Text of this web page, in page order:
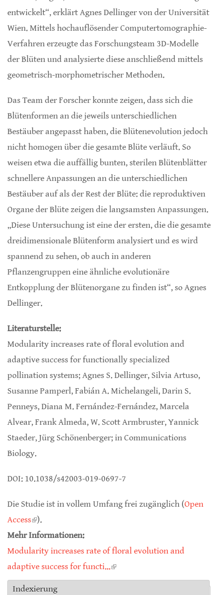
entwickelt“, erklärt Agnes Dellinger von der Universität
Wien. Mittels hochauflösender Computertomographie-
Verfahren erzeugte das Forschungsteam 3D-Modelle
der Blüten und analysierte diese anschließend mittels
geometrisch-morphometrischer Methoden.
Das Team der Forscher konnte zeigen, dass sich die
Blütenformen an die jeweils unterschiedlichen
Bestäuber angepasst haben, die Blütenevolution jedoch
nicht homogen über die gesamte Blüte verläuft. So
weisen etwa die auffällig bunten, sterilen Blütenblätter
schnellere Anpassungen an die unterschiedlichen
Bestäuber auf als der Rest der Blüte: die reproduktiven
Organe der Blüte zeigen die langsamsten Anpassungen.
„Diese Untersuchung ist eine der ersten, die die gesamte
dreidimensionale Blütenform analysiert und es wird
spannend zu sehen, ob auch in anderen
Pflanzengruppen eine ähnliche evolutionäre
Entkopplung der Blütenorgane zu finden ist“, so Agnes
Dellinger.
Literaturstelle:
Modularity increases rate of floral evolution and
adaptive success for functionally specialized
pollination systems; Agnes S. Dellinger, Silvia Artuso,
Susanne Pamperl, Fabián A. Michelangeli, Darin S.
Penneys, Diana M. Fernández-Fernández, Marcela
Alvear, Frank Almeda, W. Scott Armbruster, Yannick
Staeder, Jürg Schönenberger; in Communications
Biology.
DOI: 10.1038/s42003-019-0697-7
Die Studie ist in vollem Umfang frei zugänglich (Open
Access(link is external)
).
Mehr Informationen:
Modularity increases rate of floral evolution and
adaptive success for functi...(link is external)
Indexierung